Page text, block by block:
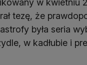
w kwietniu
tezę, że
była seria
w kadłubie i